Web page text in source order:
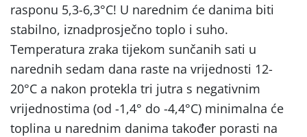
rasponu 5,3-6,3°C! U narednim će danima biti
stabilno, iznadprosječno toplo i suho.
Temperatura zraka tijekom sunčanih sati u
narednih sedam dana raste na vrijednosti 12-
20°C a nakon protekla tri jutra s negativnim
vrijednostima (od -1,4° do -4,4°C) minimalna će
toplina u narednim danima također porasti na